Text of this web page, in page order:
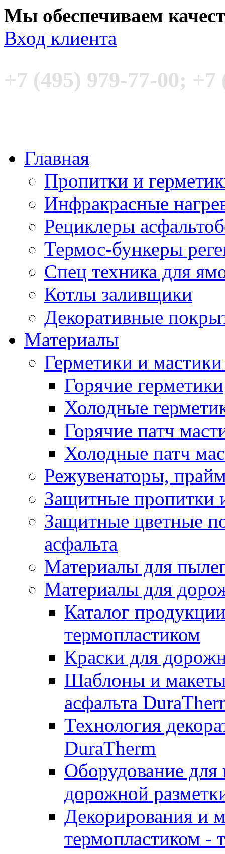
Мы обеспечиваем
Вход клиента
+7 (495) 979-77-00; +7
Главная
Пропитки и
Инфракрасные
Рециклеры
Термос-бункеры
Спец техника для
Котлы заливщики
Декоративные
Материалы
Герметики и
Горячие герметики
Холодные
Горячие патч
Холодные патч
Режувенаторы,
Защитные пропитки
Защитные цветные
асфальта
Материалы для
Материалы для
Каталог
термопластиком
Краски для
Шаблоны и макеты
асфальта
Технология
DuraTherm
Оборудование для
дорожной
Декорирования и
термопластиком -